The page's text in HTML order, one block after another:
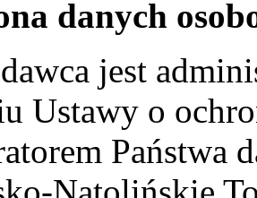
danych
jest
Ustawy o
Państwa